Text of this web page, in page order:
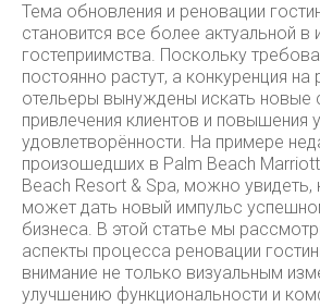
Тема обновления и реновации
становится все более актуальной в
гостеприимства. Поскольку
постоянно растут, а конкуренция на
отельеры вынуждены искать новые
привлечения клиентов и повышения
удовлетворённости. На примере
произошедших в Palm Beach
Beach Resort & Spa, можно увидеть,
может дать новый импульс
бизнеса. В этой статье мы
аспекты процесса реновации
внимание не только визуальным
улучшению функциональности и